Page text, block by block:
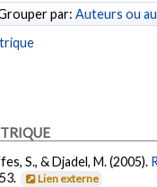
par: Auteurs ou
S., & Djadel, M. (2005).
Lien externe